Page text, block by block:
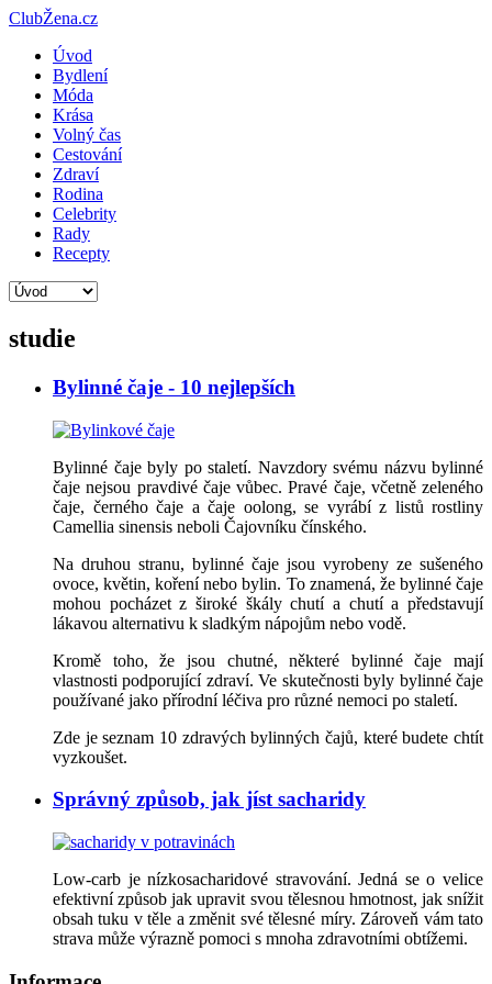
ClubŽena.cz
Úvod
Bydlení
Móda
Krása
Volný čas
Cestování
Zdraví
Rodina
Celebrity
Rady
Recepty
studie
Bylinné čaje - 10 nejlepších
Bylinné čaje byly po staletí. Navzdory svému názvu bylinné
čaje nejsou pravdivé čaje vůbec. Pravé čaje, včetně zeleného
čaje, černého čaje a čaje oolong, se vyrábí z listů rostliny
Camellia sinensis neboli Čajovníku čínského.
Na druhou stranu, bylinné čaje jsou vyrobeny ze sušeného
ovoce, květin, koření nebo bylin. To znamená, že bylinné čaje
mohou pocházet z široké škály chutí a chutí a představují
lákavou alternativu k sladkým nápojům nebo vodě.
Kromě toho, že jsou chutné, některé bylinné čaje mají
vlastnosti podporující zdraví. Ve skutečnosti byly bylinné čaje
používané jako přírodní léčiva pro různé nemoci po staletí.
Zde je seznam 10 zdravých bylinných čajů, které budete chtít
vyzkoušet.
Správný způsob, jak jíst sacharidy
Low-carb je nízkosacharidové stravování. Jedná se o velice
efektivní způsob jak upravit svou tělesnou hmotnost, jak snížit
obsah tuku v těle a změnit své tělesné míry. Zároveň vám tato
strava může výrazně pomoci s mnoha zdravotními obtížemi.